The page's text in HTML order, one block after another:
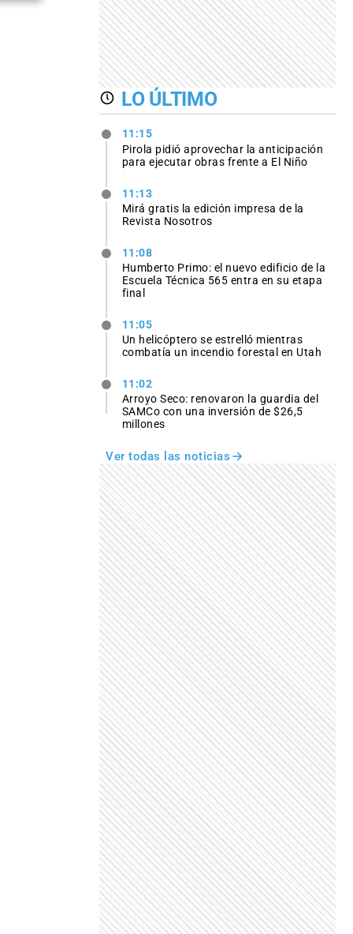
LO ÚLTIMO
11:15
Pirola pidió aprovechar la anticipación
para ejecutar obras frente a El Niño
11:13
Mirá gratis la edición impresa de la
Revista Nosotros
11:08
Humberto Primo: el nuevo edificio de la
Escuela Técnica 565 entra en su etapa
final
11:05
Un helicóptero se estrelló mientras
combatía un incendio forestal en Utah
11:02
Arroyo Seco: renovaron la guardia del
SAMCo con una inversión de $26,5
millones
Ver todas las noticias